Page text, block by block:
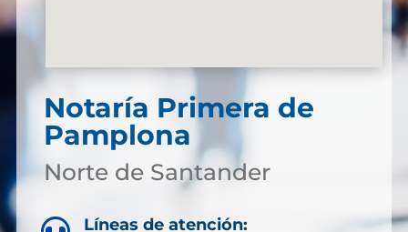
Notaría Primera de
Pamplona
Norte de Santander
Líneas de atención: